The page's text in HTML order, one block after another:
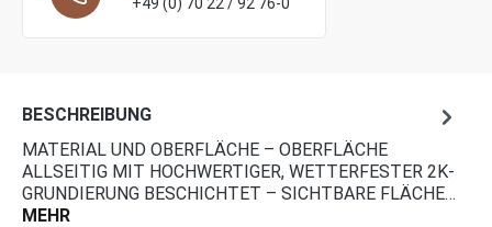
RAL 5017-verkehrsblau
RAL 7001-silbergrau
RAL 7012-basaltgrau
BESCHREIBUNG
MATERIAL UND OBERFLÄCHE – OBERFLÄCHE
ALLSEITIG MIT HOCHWERTIGER, WETTERFESTER 2K-
GRUNDIERUNG BESCHICHTET – SICHTBARE FLÄCHE…
MEHR